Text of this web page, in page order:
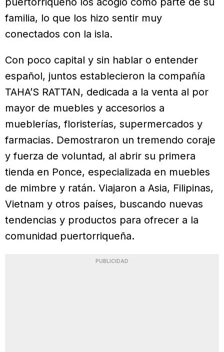
familia, lo que los hizo sentir muy
conectados con la isla.
Con poco capital y sin hablar o entender
español, juntos establecieron la compañía
TAHA’S RATTAN, dedicada a la venta al por
mayor de muebles y accesorios a
mueblerías, floristerías, supermercados y
farmacias. Demostraron un tremendo coraje
y fuerza de voluntad, al abrir su primera
tienda en Ponce, especializada en muebles
de mimbre y ratán. Viajaron a Asia, Filipinas,
Vietnam y otros países, buscando nuevas
tendencias y productos para ofrecer a la
comunidad puertorriqueña.
PUBLICIDAD